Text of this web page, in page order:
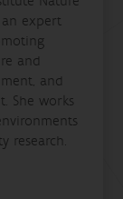
an expert
and
and
She works
research.